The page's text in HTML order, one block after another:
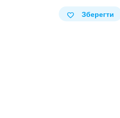
Зберегти